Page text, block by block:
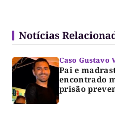
Notícias
Caso Gustavo
Pai e
encontrado
prisão